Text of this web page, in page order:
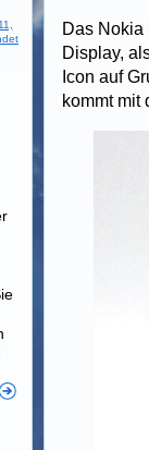
Das Nokia
Display,
Icon auf
kommt mit